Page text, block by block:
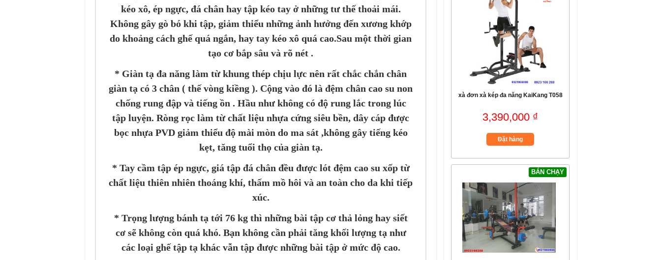
kéo xô, ép ngực, đá chân hay tập kéo tay ở những tư thế thoải mái.
Không gây gò bó khi tập, giảm thiểu những ảnh hưởng đến xương khớp
do khoảng cách ghế quá ngắn, hay tay kéo xô quá cao.Sau một thời gian
tạo cơ bắp sâu và rõ nét .
* Giàn tạ đa năng làm từ khung thép chịu lực nên rất chắc chắn chân
giàn tạ có 3 chân ( thế vòng kiềng ). Cộng vào đó là đệm chân cao su non
chống rung đập và tiếng ồn . Hầu như không có độ rung lắc trong lúc
tập luyện. Ròng rọc làm từ chất liệu nhựa cứng siêu bền, dây cáp được
bọc nhựa PVD giảm thiểu độ mài mòn do ma sát ,không gây tiếng kéo
kẹt, tăng tuổi thọ của giàn tạ.
* Tay cầm tập ép ngực, giá tập đá chân đều được lót đệm cao su xốp từ
chất liệu thiên nhiên thoáng khí, thấm mồ hôi và an toàn cho da khi tiếp
xúc.
* Trọng lượng bánh tạ tới 76 kg thì những bài tập cơ thả lỏng hay siết
cơ sẽ không còn quá khó. Bạn không cần phải tăng khối lượng tạ như
các loại ghế tập tạ khác vẫn tập được những bài tập ở mức độ cao.
xà đơn xà kép đa năng KaiKang T058
3,390,000 ₫
Đặt hàng
BÁN CHẠY